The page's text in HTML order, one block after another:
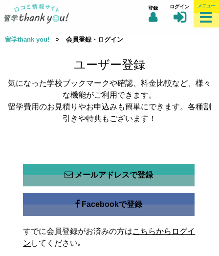
登録 ログイン メニュー
留学thank you! > 会員登録・ログイン
ユーザー登録
気になった学校ブックマークや確認、料金比較など、様々
な機能がご利用できます。
留学費用のお見積りやお申込みも簡単にできます。各種割
引きや特典もございます！
メールアドレスで登録
Facebookで登録
すでに会員登録がお済みの方はこちらからログイ
ン してください｡